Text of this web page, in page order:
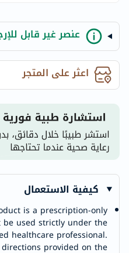
عنصر غير قابل
اعثر على المتجر
كيفية الاستعمال
is a prescription-only
used strictly under the
healthcare professional.
provided on the